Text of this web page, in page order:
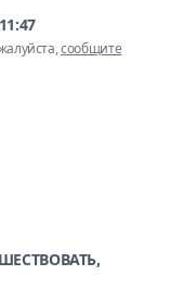
сообщите